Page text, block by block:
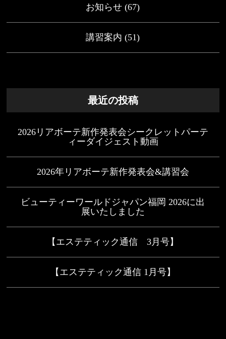
お知らせ (67)
講習案内 (51)
最近の投稿
2026リアボーテ新作発表会シークレットパーテ
ィーダイジェスト動画
2026年リアボーテ新作発表会&講習会
ビューティーワールドジャパン福岡 2026に出
展いたしました
【エステティック通信 3月号】
【エステティック通信 1月号】